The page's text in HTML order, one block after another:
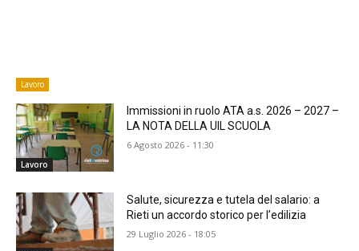
Lavoro
Lavoro
Immissioni in ruolo ATA a.s. 2026 – 2027 –
LA NOTA DELLA UIL SCUOLA
6 Agosto 2026 - 11:30
​Salute, sicurezza e tutela del salario: a
Rieti un accordo storico per l’edilizia
29 Luglio 2026 - 18:05